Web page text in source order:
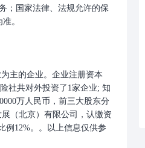
；国家法律、法规允许的保
。
主的企业。企业注册资本
社共对外投资了1家企业; 知
万人民币，前三大股东分
（北京）有限公司，认缴资
例12%。。以上信息仅供参